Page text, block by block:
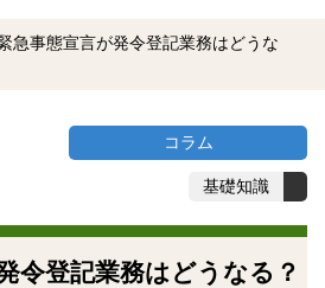
急事態宣言が発令登記業務はどうな
コラム
基礎知識
令登記業務はどうなる？